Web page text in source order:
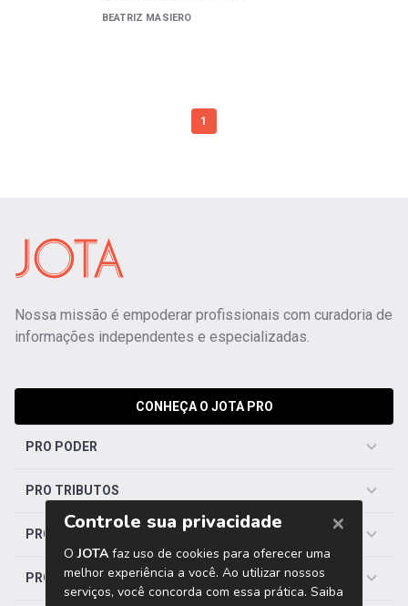
BEATRIZ MASIERO
1
Nossa missão é empoderar profissionais com curadoria de
informações independentes e especializadas.
CONHEÇA O JOTA PRO
PRO PODER
PRO TRIBUTOS
PRO TRABALHISTA
PRO SAÚDE